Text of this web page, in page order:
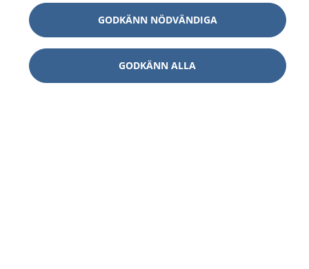
GODKÄNN NÖDVÄNDIGA
GODKÄNN ALLA